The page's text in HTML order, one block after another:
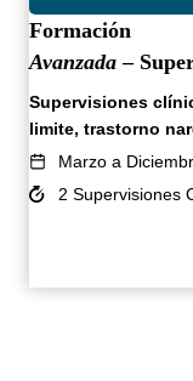
Formación
Avanzada –
Supervisiones
limite, trastorno
Marzo a
2 Supervisiones